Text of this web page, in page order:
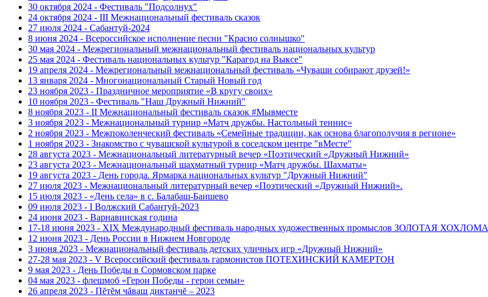
30 октября 2024 - Фестиваль "Подсолнух"
24 октября 2024 - III Межнациональный фестиваль сказок
27 июля 2024 - Сабантуй-2024
8 июня 2024 - Всероссийское исполнение песни "Красно солнышко"
30 мая 2024 - Межрегиональный межнациональный фестиваль национальных культур
25 мая 2024 - Фестиваль национальных культур "Карагод на Выксе"
19 апреля 2024 - Межрегиональный межнациональный фестиваль «Чуваши собирают друзей!»
13 января 2024 - Многонациональный Старый Новый год
23 ноября 2023 - Праздничное мероприятие «В кругу своих»
10 ноября 2023 - Фестиваль "Наш Дружный Нижний"
8 ноября 2023 - II Межнациональный фестиваль сказок #Мывместе
3 ноября 2023 - Межнациональный турнир «Матч дружбы. Настольный теннис»
2 ноября 2023 - Межпоколенческий фестиваль «Семейные традиции, как основа благополучия в регионе»
1 ноября 2023 - Знакомство с чувашской культурой в соседском центре "вМесте"
28 августа 2023 - Межнациональный литературный вечер «Поэтический «Дружный Нижний»
23 августа 2023 - Межнациональный шахматный турнир «Матч дружбы. Шахматы»
19 августа 2023 - День города. Ярмарка национальных культур "Дружный Нижний"
27 июля 2023 - Межнациональный литературный вечер «Поэтический «Дружный Нижний».
15 июля 2023 - «День села» в с. Балабаш-Баишево
09 июля 2023 - I Волжский Сабантуй-2023
24 июня 2023 - Варнавинская година
17-18 июня 2023 - XIX Международный фестиваль народных художественных промыслов ЗОЛОТАЯ ХОХЛОМА
12 июня 2023 - День России в Нижнем Новгороде
3 июня 2023 - Межнациональный фестиваль детских уличных игр «Дружный Нижний»
27-28 мая 2023 - V Всероссийский фестиваль гармонистов ПОТЕХИНСКИЙ КАМЕРТОН
9 мая 2023 - День Победы в Сормовском парке
04 мая 2023 - флешмоб «Герои Победы - герои семьи»
26 апреля 2023 - Пĕтĕм чăваш диктанчĕ – 2023